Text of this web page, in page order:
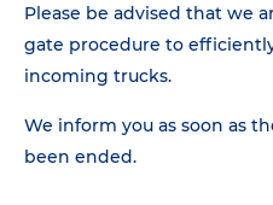
Please be advised that we
gate procedure to
incoming trucks.
We inform you as soon as
been ended.